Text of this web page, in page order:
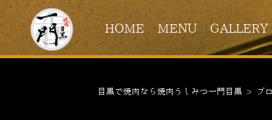
HOME MENU GALLERY
目黒で焼肉なら焼肉うしみつ一門目黒 > ブ